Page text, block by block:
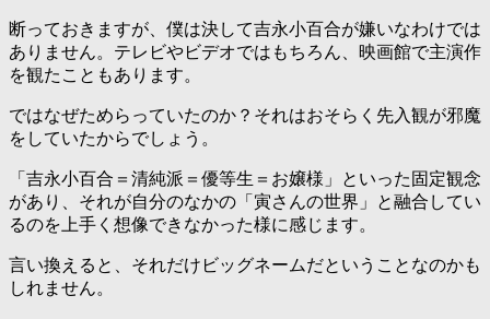
断っておきますが、僕は決して吉永小百合が嫌いなわけでは
ありません。テレビやビデオではもちろん、映画館で主演作
を観たこともあります。
ではなぜためらっていたのか？それはおそらく先入観が邪魔
をしていたからでしょう。
「吉永小百合＝清純派＝優等生＝お嬢様」といった固定観念
があり、それが自分のなかの「寅さんの世界」と融合してい
るのを上手く想像できなかった様に感じます。
言い換えると、それだけビッグネームだということなのかも
しれません。